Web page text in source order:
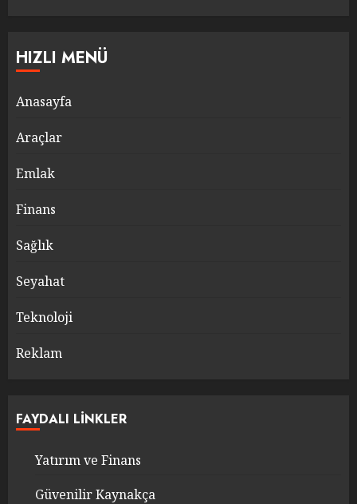
HIZLI MENÜ
Anasayfa
Araçlar
Emlak
Finans
Sağlık
Seyahat
Teknoloji
Reklam
FAYDALI LINKLER
Yatırım ve Finans
Güvenilir Kaynakça